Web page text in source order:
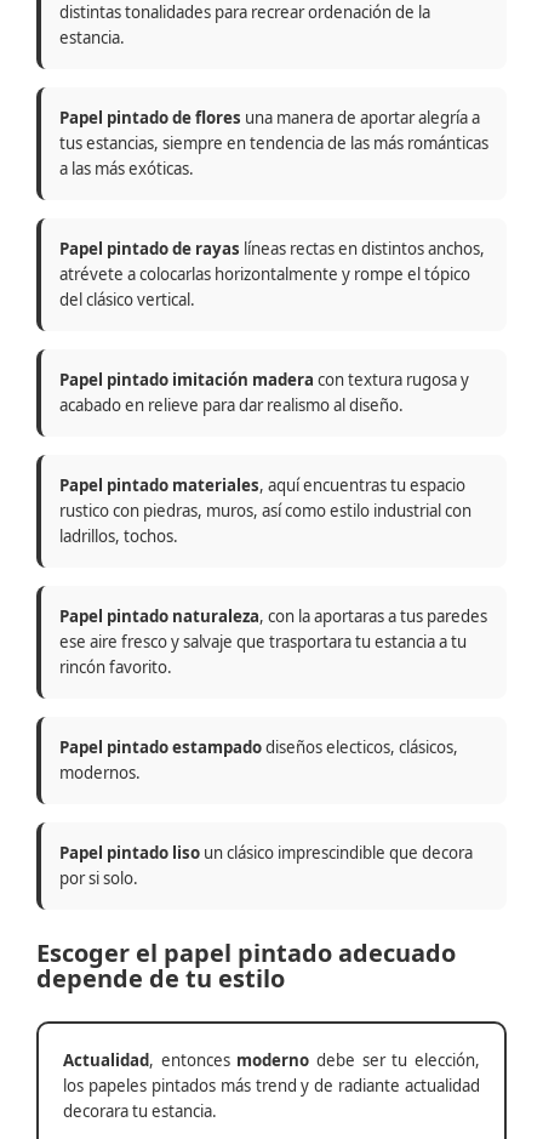
distintas tonalidades para recrear ordenación de la
estancia.
Papel pintado de flores una manera de aportar alegría a
tus estancias, siempre en tendencia de las más románticas
a las más exóticas.
Papel pintado de rayas líneas rectas en distintos anchos,
atrévete a colocarlas horizontalmente y rompe el tópico
del clásico vertical.
Papel pintado imitación madera con textura rugosa y
acabado en relieve para dar realismo al diseño.
Papel pintado materiales, aquí encuentras tu espacio
rustico con piedras, muros, así como estilo industrial con
ladrillos, tochos.
Papel pintado naturaleza, con la aportaras a tus paredes
ese aire fresco y salvaje que trasportara tu estancia a tu
rincón favorito.
Papel pintado estampadodiseños electicos, clásicos,
modernos.
Papel pintado liso un clásico imprescindible que decora
por si solo.
Escoger el papel pintado adecuado
depende de tu estilo
Actualidad, entonces moderno debe ser tu elección,
los papeles pintados más trend y de radiante actualidad
decorara tu estancia.